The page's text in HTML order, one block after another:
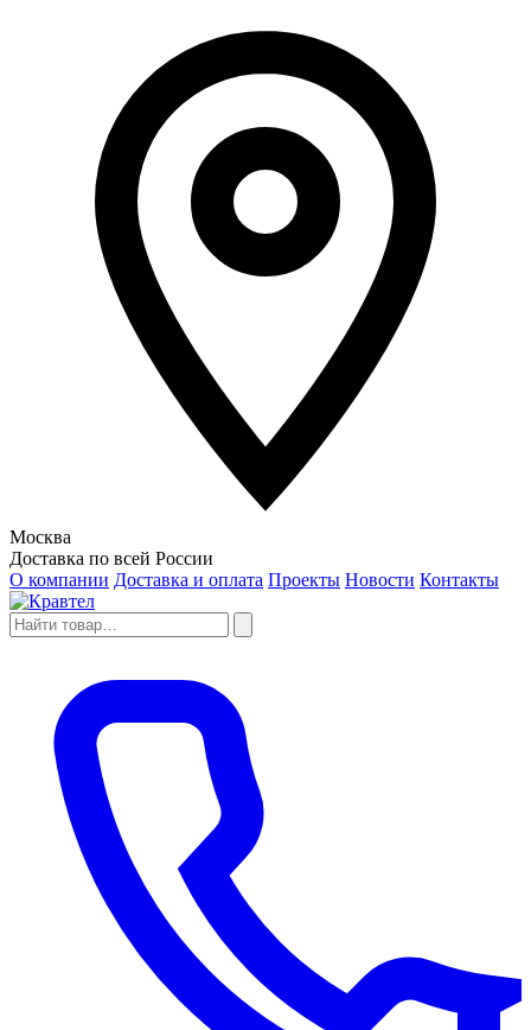
Москва
Доставка по всей России
О компании Доставка и оплата Проекты Новости Контакты